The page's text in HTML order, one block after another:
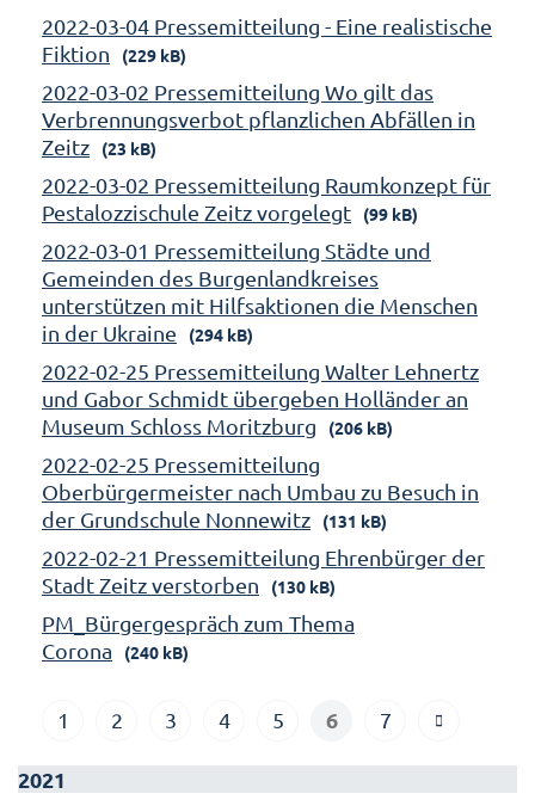
2022-03-04 Pressemitteilung - Eine realistische
Fiktion
(229 kB)
2022-03-02 Pressemitteilung Wo gilt das
Verbrennungsverbot pflanzlichen Abfällen in
Zeitz
(23 kB)
2022-03-02 Pressemitteilung Raumkonzept für
Pestalozzischule Zeitz vorgelegt
(99 kB)
2022-03-01 Pressemitteilung Städte und
Gemeinden des Burgenlandkreises
unterstützen mit Hilfsaktionen die Menschen
in der Ukraine
(294 kB)
2022-02-25 Pressemitteilung Walter Lehnertz
und Gabor Schmidt übergeben Holländer an
Museum Schloss Moritzburg
(206 kB)
2022-02-25 Pressemitteilung
Oberbürgermeister nach Umbau zu Besuch in
der Grundschule Nonnewitz
(131 kB)
2022-02-21 Pressemitteilung Ehrenbürger der
Stadt Zeitz verstorben
(130 kB)
PM_Bürgergespräch zum Thema
Corona
(240 kB)
1 2 3 4 5 6 7
2021